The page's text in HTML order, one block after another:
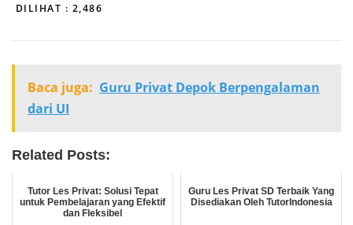
DILIHAT : 2,486
Baca juga: Guru Privat Depok Berpengalaman
dari UI
Related Posts:
Tutor Les Privat: Solusi Tepat
untuk Pembelajaran yang Efektif
dan Fleksibel
Guru Les Privat SD Terbaik Yang
Disediakan Oleh TutorIndonesia